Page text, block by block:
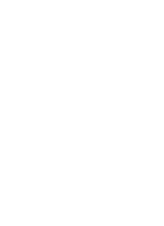
Lima
Kisah
Kisah